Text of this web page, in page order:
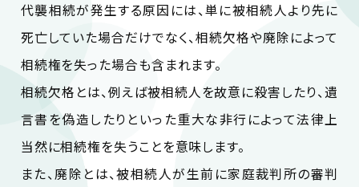
代襲相続が発生する原因には、単に被相続人より先に
死亡していた場合だけでなく、相続欠格や廃除によって
相続権を失った場合も含まれます。
相続欠格とは、例えば被相続人を故意に殺害したり、遺
言書を偽造したりといった重大な非行によって法律上
当然に相続権を失うことを意味します。
また、廃除とは、被相続人が生前に家庭裁判所の審判